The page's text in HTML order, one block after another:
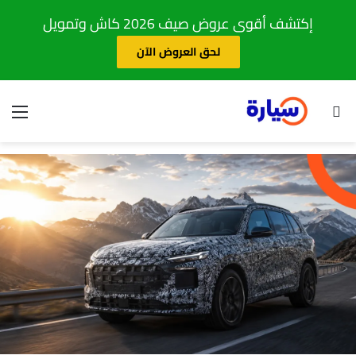
إكتشف أقوى عروض صيف 2026 كاش وتمويل
لحق العروض الآن
بحث عن